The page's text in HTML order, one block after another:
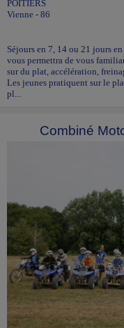
POITIERS
Vienne - 86
Séjours en 7, 14 ou 21 jours
vous permettra de vous
sur du plat, accélération,
Les jeunes pratiquent sur le
pl...
Combiné